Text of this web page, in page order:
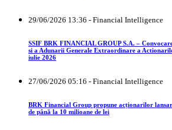
29/06/2026 13:36 - Financial Intelligence
SSIF BRK FINANCIAL GROUP S.A. –
si a Adunarii Generale Extraordinare a
iulie 2026
27/06/2026 05:16 - Financial Intelligence
BRK Financial Group propune acționarilor
de până la 10 milioane de lei